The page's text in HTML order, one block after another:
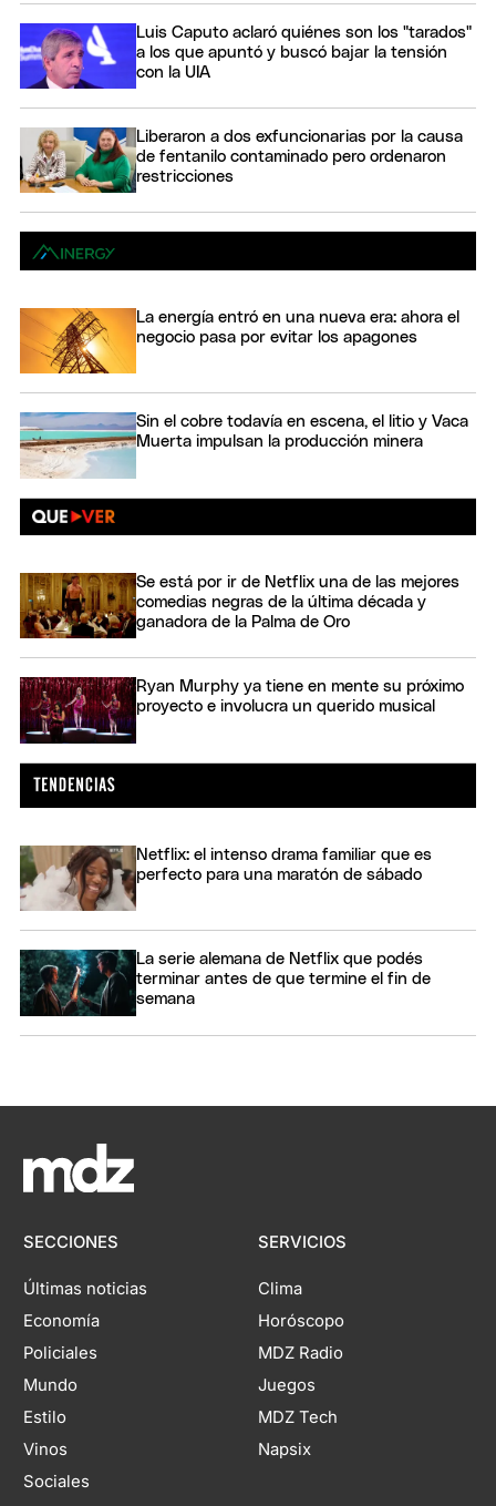
Luis Caputo aclaró quiénes son los "tarados"
a los que apuntó y buscó bajar la tensión
con la UIA
Liberaron a dos exfuncionarias por la causa
de fentanilo contaminado pero ordenaron
restricciones
La energía entró en una nueva era: ahora el
negocio pasa por evitar los apagones
Sin el cobre todavía en escena, el litio y Vaca
Muerta impulsan la producción minera
Se está por ir de Netflix una de las mejores
comedias negras de la última década y
ganadora de la Palma de Oro
Ryan Murphy ya tiene en mente su próximo
proyecto e involucra un querido musical
Netflix: el intenso drama familiar que es
perfecto para una maratón de sábado
La serie alemana de Netflix que podés
terminar antes de que termine el fin de
semana
SECCIONES
Últimas noticias
Economía
Policiales
Mundo
Estilo
Vinos
Sociales
SERVICIOS
Clima
Horóscopo
MDZ Radio
Juegos
MDZ Tech
Napsix